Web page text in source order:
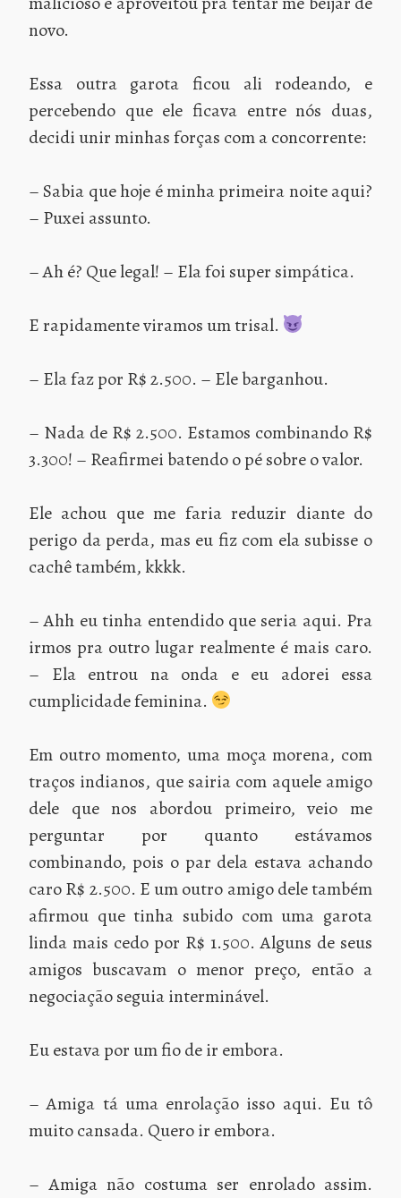
novo.
Essa outra garota ficou ali rodeando, e
percebendo que ele ficava entre nós duas,
decidi unir minhas forças com a concorrente:
– Sabia que hoje é minha primeira noite aqui?
– Puxei assunto.
– Ah é? Que legal! – Ela foi super simpática.
E rapidamente viramos um trisal.
– Ela faz por R$ 2.500. – Ele barganhou.
– Nada de R$ 2.500. Estamos combinando R$
3.300! – Reafirmei batendo o pé sobre o valor.
Ele achou que me faria reduzir diante do
perigo da perda, mas eu fiz com ela subisse o
cachê também, kkkk.
– Ahh eu tinha entendido que seria aqui. Pra
irmos pra outro lugar realmente é mais caro.
– Ela entrou na onda e eu adorei essa
cumplicidade feminina.
Em outro momento, uma moça morena, com
traços indianos, que sairia com aquele amigo
dele que nos abordou primeiro, veio me
perguntar por quanto estávamos
combinando, pois o par dela estava achando
caro R$ 2.500. E um outro amigo dele também
afirmou que tinha subido com uma garota
linda mais cedo por R$ 1.500. Alguns de seus
amigos buscavam o menor preço, então a
negociação seguia interminável.
Eu estava por um fio de ir embora.
– Amiga tá uma enrolação isso aqui. Eu tô
muito cansada. Quero ir embora.
– Amiga não costuma ser enrolado assim.